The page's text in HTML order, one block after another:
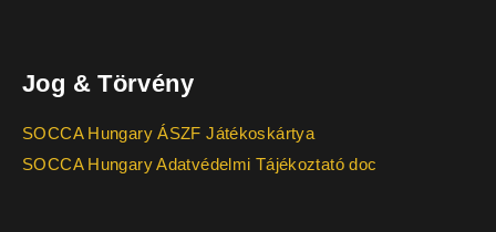
Jog & Törvény
SOCCA Hungary ÁSZF Játékoskártya
SOCCA Hungary Adatvédelmi Tájékoztató doc